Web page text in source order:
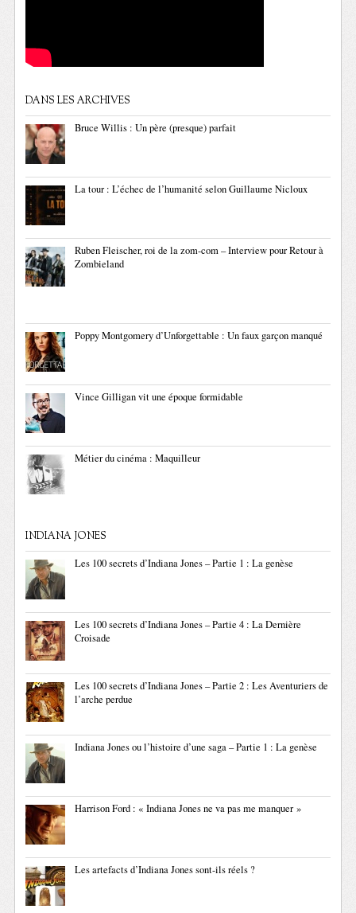
DANS LES ARCHIVES
Bruce Willis : Un père (presque) parfait
La tour : L’échec de l’humanité selon Guillaume Nicloux
Ruben Fleischer, roi de la zom-com – Interview pour Retour à
Zombieland
Poppy Montgomery d’Unforgettable : Un faux garçon manqué
Vince Gilligan vit une époque formidable
Métier du cinéma : Maquilleur
INDIANA JONES
Les 100 secrets d’Indiana Jones – Partie 1 : La genèse
Les 100 secrets d’Indiana Jones – Partie 4 : La Dernière
Croisade
Les 100 secrets d’Indiana Jones – Partie 2 : Les Aventuriers de
l’arche perdue
Indiana Jones ou l’histoire d’une saga – Partie 1 : La genèse
Harrison Ford : « Indiana Jones ne va pas me manquer »
Les artefacts d’Indiana Jones sont-ils réels ?